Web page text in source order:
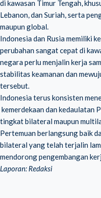
di kawasan Timur Tengah,
Lebanon, dan Suriah, serta
maupun global.
Indonesia dan Rusia memiliki
perubahan sangat cepat di
negara perlu menjalin kerja
stabilitas keamanan dan
tersebut.
Indonesia terus konsisten
kemerdekaan dan kedaulatan
tingkat bilateral maupun
Pertemuan berlangsung baik
bilateral yang telah terjalin
mendorong pengembangan
Laporan: Redaksi